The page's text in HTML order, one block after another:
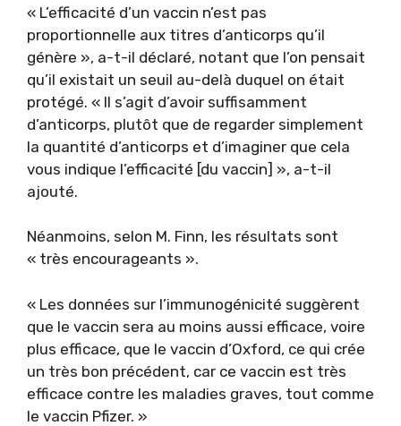
« L’efficacité d’un vaccin n’est pas
proportionnelle aux titres d’anticorps qu’il
génère », a-t-il déclaré, notant que l’on pensait
qu’il existait un seuil au-delà duquel on était
protégé. « Il s’agit d’avoir suffisamment
d’anticorps, plutôt que de regarder simplement
la quantité d’anticorps et d’imaginer que cela
vous indique l’efficacité [du vaccin] », a-t-il
ajouté.
Néanmoins, selon M. Finn, les résultats sont
« très encourageants ».
« Les données sur l’immunogénicité suggèrent
que le vaccin sera au moins aussi efficace, voire
plus efficace, que le vaccin d’Oxford, ce qui crée
un très bon précédent, car ce vaccin est très
efficace contre les maladies graves, tout comme
le vaccin Pfizer. »